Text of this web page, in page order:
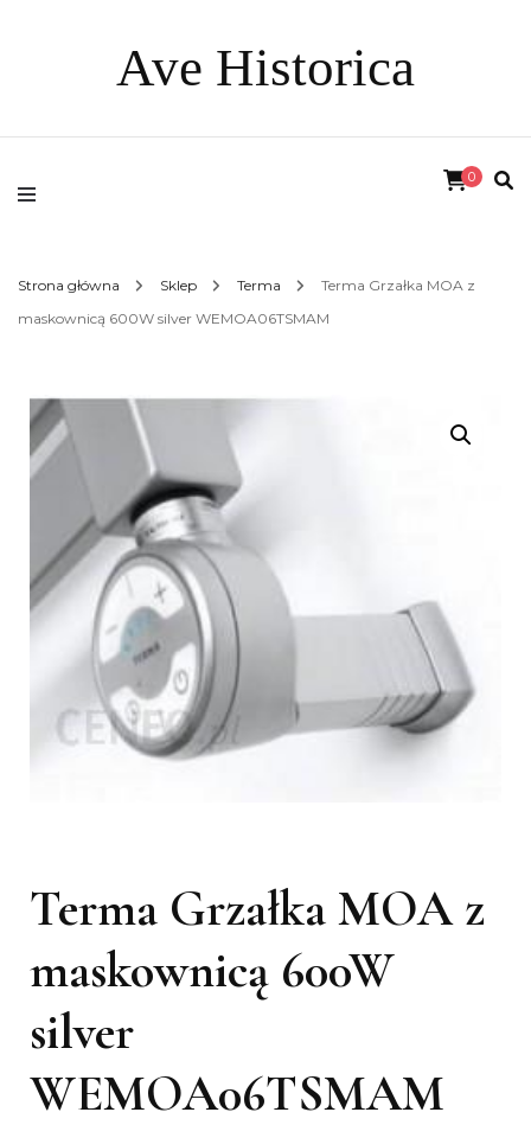
Ave Historica
0
Strona główna Sklep Terma
Terma Grzałka MOA z
maskownicą 600W silver WEMOA06TSMAM
Terma Grzałka MOA z
maskownicą 600W
silver
WEMOA06TSMAM